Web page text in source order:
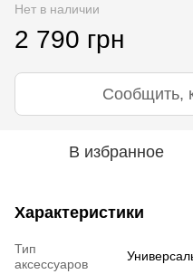
Нет в наличии
2 790 грн
Сообщить,
В избранное
Характеристики
Тип
аксессуаров